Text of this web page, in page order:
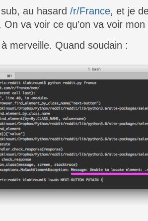
au hasard /r/France, et je
va voir ce qu’on va voir mon
merveille. Quand soudain :